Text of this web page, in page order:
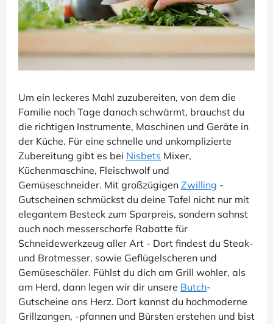
Um ein leckeres Mahl zuzubereiten, von dem die
Familie noch Tage danach schwärmt, brauchst du
die richtigen Instrumente, Maschinen und Geräte in
der Küche. Für eine schnelle und unkomplizierte
Zubereitung gibt es bei Nisbets Mixer,
Küchenmaschine, Fleischwolf und
Gemüseschneider. Mit großzügigen Zwilling -
Gutscheinen schmückst du deine Tafel nicht nur mit
elegantem Besteck zum Sparpreis, sondern sahnst
auch noch messerscharfe Rabatte für
Schneidewerkzeug aller Art - Dort findest du Steak-
und Brotmesser, sowie Geflügelscheren und
Gemüseschäler. Fühlst du dich am Grill wohler, als
am Herd, dann legen wir dir unsere Butch-
Gutscheine ans Herz. Dort kannst du hochmoderne
Grillzangen, -pfannen und Bürsten erstehen und bist